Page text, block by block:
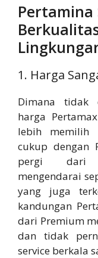
Pertamina
1. Harga
Dimana tidak
harga
lebih memilih
cukup dengan
pergi dari
mengendarai
yang juga
kandungan
dari Premium
dan tidak
service berkala